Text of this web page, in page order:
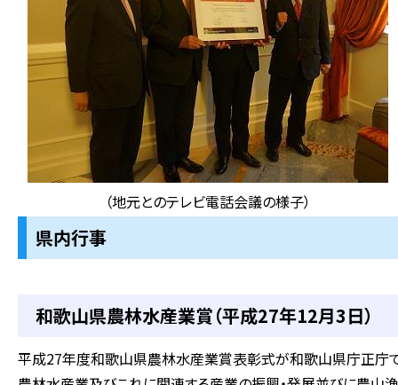
（地元とのテレビ電話会議の様子）
県内行事
和歌山県農林水産業賞（平成27年12月3日）
平成27年度和歌山県農林水産業賞表彰式が和歌山県庁正庁